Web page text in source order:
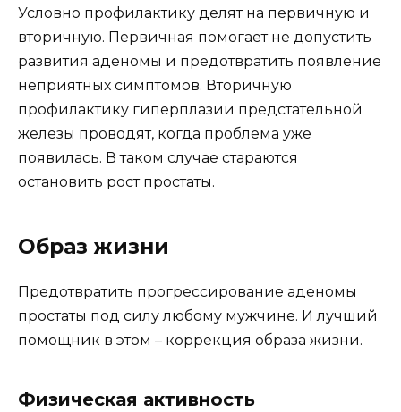
Условно профилактику делят на первичную и
вторичную. Первичная помогает не допустить
развития аденомы и предотвратить появление
неприятных симптомов. Вторичную
профилактику гиперплазии предстательной
железы проводят, когда проблема уже
появилась. В таком случае стараются
остановить рост простаты.
Образ жизни
Предотвратить прогрессирование аденомы
простаты под силу любому мужчине. И лучший
помощник в этом – коррекция образа жизни.
Физическая активность